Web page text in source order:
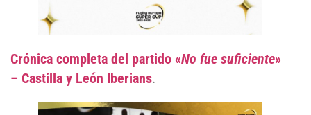
Crónica completa del partido «No fue suficiente»
– Castilla y León Iberians.